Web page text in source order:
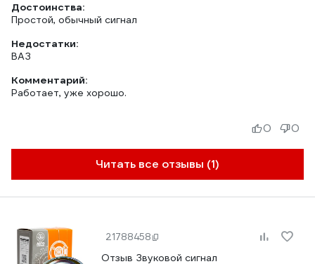
Достоинства:
Простой, обычный сигнал
Недостатки:
ВАЗ
Комментарий:
Работает, уже хорошо.
Читать все отзывы (1)
0 0
21788458
Отзыв Звуковой сигнал